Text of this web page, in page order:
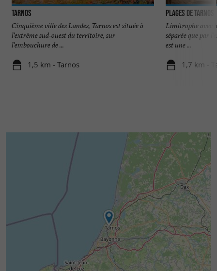
Tarnos
Cinquième ville des Landes, Tarnos est située à
l’extrême sud-ouest du territoire, sur
l’embouchure de ...
1,5 km - Tarnos
Plages de Tarnos
Limitrophe avec
séparée que par
est une ...
1,7 km -